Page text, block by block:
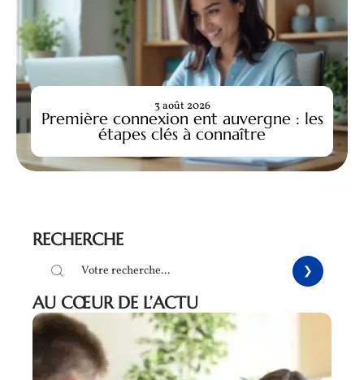
Première connexion ent auvergne : les
étapes clés à connaître
3 août 2026
RECHERCHE
AU CŒUR DE L’ACTU